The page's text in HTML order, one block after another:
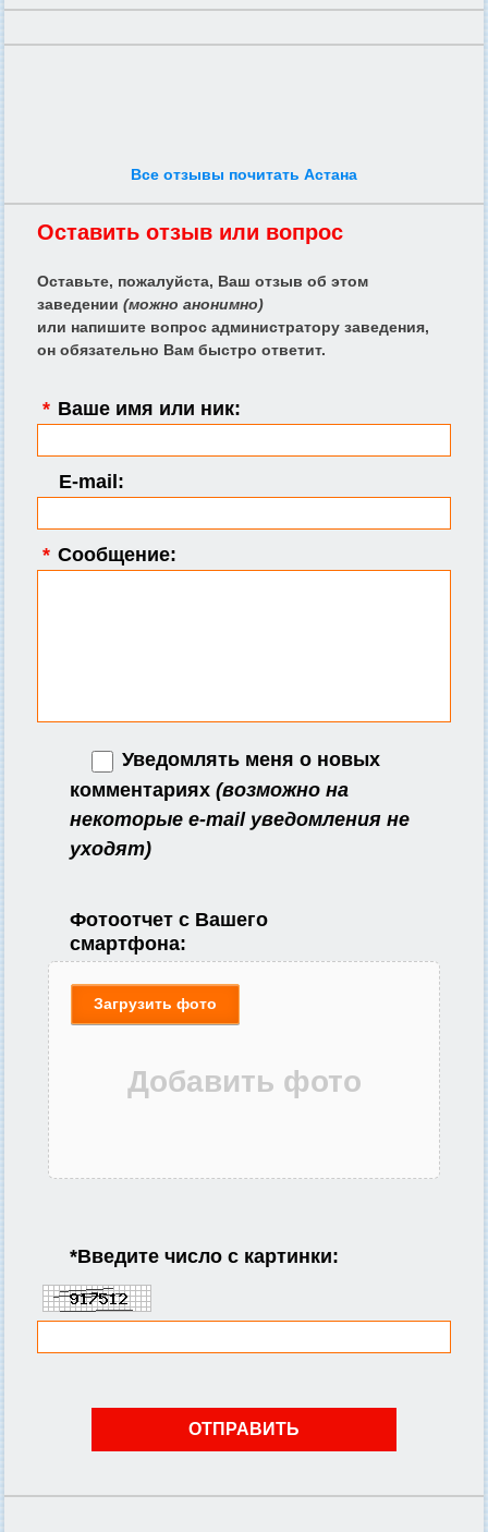
Все отзывы почитать Астана
Оставить отзыв или вопрос
Оставьте, пожалуйста, Ваш отзыв об этом
заведении (можно анонимно)
или напишите вопрос администратору заведения,
он обязательно Вам быстро ответит.
* Ваше имя или ник:
E-mail:
* Сообщение:
Уведомлять меня о новых
комментариях (возможно на
некоторые e-mail уведомления не
уходят)
Фотоотчет с Вашего
смартфона:
Загрузить фото
*Введите число с картинки: